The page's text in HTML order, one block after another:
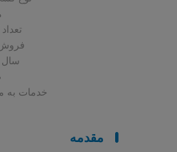
فروش
خدمات به
مقدمه